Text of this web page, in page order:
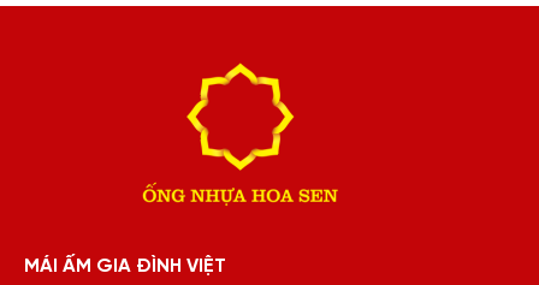
MÁI ẤM GIA ĐÌNH VIỆT